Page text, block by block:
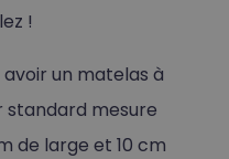
!
un matelas à
standard mesure
de large et 10 cm